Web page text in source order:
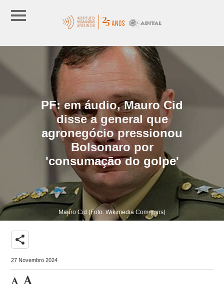
PF: em áudio, Mauro Cid
disse a general que
agronegócio pressionou
Bolsonaro por
'consumação do golpe'
Mauro Cid (Foto: Wikimedia Commons)
share
27 Novembro 2024